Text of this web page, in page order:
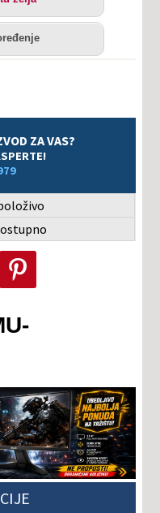
ZA VAS?
Podeli na Pinterest-u